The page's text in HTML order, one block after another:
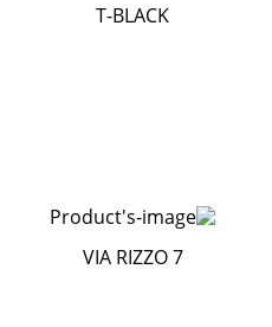
T-BLACK
VIA RIZZO 7